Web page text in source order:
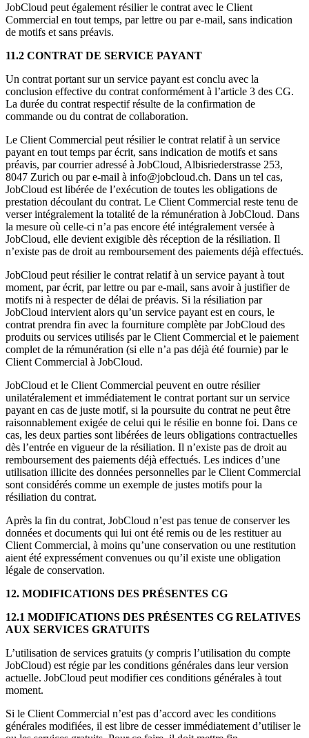
JobCloud peut également résilier le contrat avec le Client
Commercial en tout temps, par lettre ou par e-mail, sans indication
de motifs et sans préavis.
11.2 CONTRAT DE SERVICE PAYANT
Un contrat portant sur un service payant est conclu avec la
conclusion effective du contrat conformément à l’article 3 des CG.
La durée du contrat respectif résulte de la confirmation de
commande ou du contrat de collaboration.
Le Client Commercial peut résilier le contrat relatif à un service
payant en tout temps par écrit, sans indication de motifs et sans
préavis, par courrier adressé à JobCloud, Albisriederstrasse 253,
8047 Zurich ou par e-mail à info@jobcloud.ch. Dans un tel cas,
JobCloud est libérée de l’exécution de toutes les obligations de
prestation découlant du contrat. Le Client Commercial reste tenu de
verser intégralement la totalité de la rémunération à JobCloud. Dans
la mesure où celle-ci n’a pas encore été intégralement versée à
JobCloud, elle devient exigible dès réception de la résiliation. Il
n’existe pas de droit au remboursement des paiements déjà effectués.
JobCloud peut résilier le contrat relatif à un service payant à tout
moment, par écrit, par lettre ou par e-mail, sans avoir à justifier de
motifs ni à respecter de délai de préavis. Si la résiliation par
JobCloud intervient alors qu’un service payant est en cours, le
contrat prendra fin avec la fourniture complète par JobCloud des
produits ou services utilisés par le Client Commercial et le paiement
complet de la rémunération (si elle n’a pas déjà été fournie) par le
Client Commercial à JobCloud.
JobCloud et le Client Commercial peuvent en outre résilier
unilatéralement et immédiatement le contrat portant sur un service
payant en cas de juste motif, si la poursuite du contrat ne peut être
raisonnablement exigée de celui qui le résilie en bonne foi. Dans ce
cas, les deux parties sont libérées de leurs obligations contractuelles
dès l’entrée en vigueur de la résiliation. Il n’existe pas de droit au
remboursement des paiements déjà effectués. Les indices d’une
utilisation illicite des données personnelles par le Client Commercial
sont considérés comme un exemple de justes motifs pour la
résiliation du contrat.
Après la fin du contrat, JobCloud n’est pas tenue de conserver les
données et documents qui lui ont été remis ou de les restituer au
Client Commercial, à moins qu’une conservation ou une restitution
aient été expressément convenues ou qu’il existe une obligation
légale de conservation.
12. MODIFICATIONS DES PRÉSENTES CG
12.1 MODIFICATIONS DES PRÉSENTES CG RELATIVES
AUX SERVICES GRATUITS
L’utilisation de services gratuits (y compris l’utilisation du compte
JobCloud) est régie par les conditions générales dans leur version
actuelle. JobCloud peut modifier ces conditions générales à tout
moment.
Si le Client Commercial n’est pas d’accord avec les conditions
générales modifiées, il est libre de cesser immédiatement d’utiliser le